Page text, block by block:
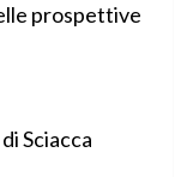
prospettive